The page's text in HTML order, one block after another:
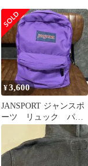
¥3,600
JANSPORT ジャンスポ
ーツ リュック パー
プル ビンテージ